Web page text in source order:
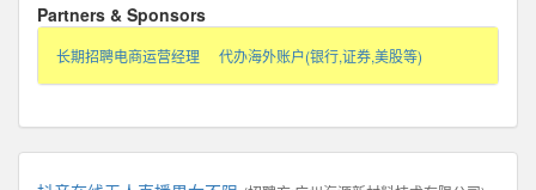
Partners & Sponsors
长期招聘电商运营经理 代办海外账户(银行,证券,美股等)